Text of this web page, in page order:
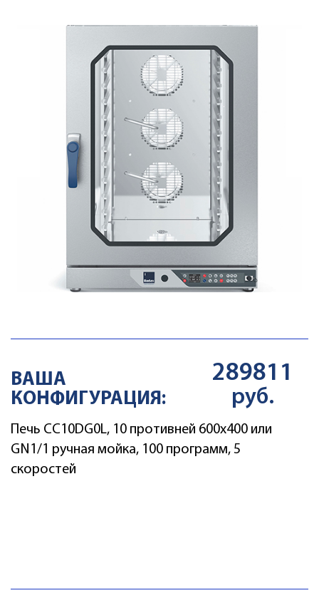
ASWT02
УМЯГЧИТЕЛЬ ВОДЫ 3,5
Цена 43473 руб
ДОБАВИТЬ
ASWT03
УМЯГЧИТЕЛЬ ВОДЫ 7,0
ДОБАВИТЬ
ВАША
КОНФИГУРАЦИЯ:
289811
руб.
Печь CC10DG0L, 10 противней 600х400 или
GN1/1 ручная мойка, 100 программ, 5
скоростей